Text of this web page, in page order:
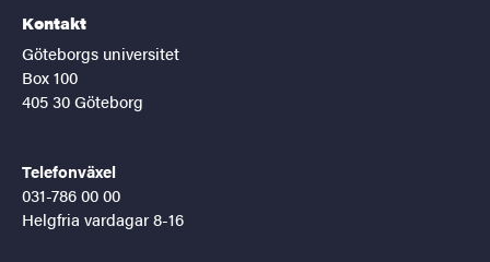
Kontakt
Göteborgs universitet
Box 100
405 30 Göteborg
Telefonväxel
031-786 00 00
Helgfria vardagar 8-16